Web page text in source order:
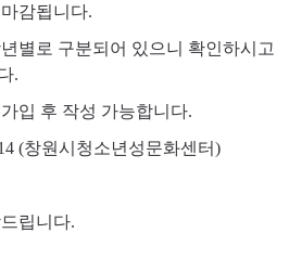
됩니다.
구분되어 있으니 확인하시고
.
후 작성 가능합니다.
(창원시청소년성문화센터)
립니다.